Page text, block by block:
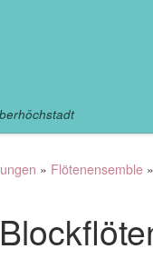
» Flötenensemble »